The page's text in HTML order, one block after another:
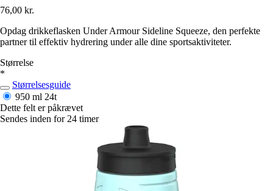
76,00 kr.
Opdag drikkeflasken Under Armour Sideline Squeeze, den perfekte
partner til effektiv hydrering under alle dine sportsaktiviteter.
Størrelse
*
Størrelsesguide
950 ml 24t
Dette felt er påkrævet
Sendes inden for 24 timer